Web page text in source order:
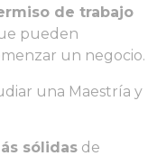
de trabajo
pueden
un negocio.
una Maestría y
sólidas de